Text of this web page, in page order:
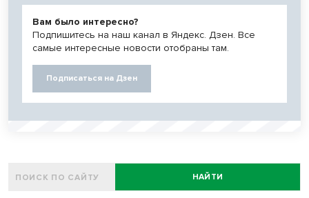
Вам было интересно?
Подпишитесь на наш канал в Яндекс. Дзен. Все
самые интересные новости отобраны там.
Подписаться на Дзен
НАЙТИ